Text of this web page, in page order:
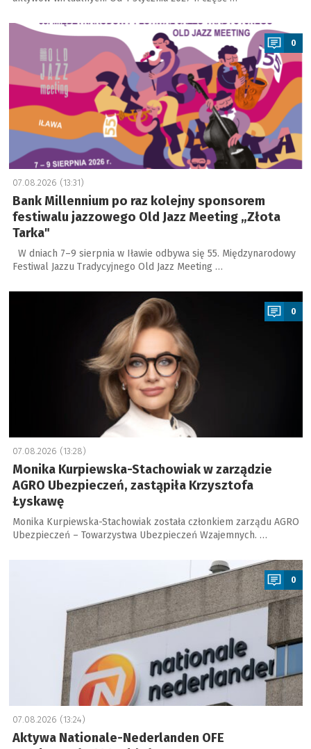
a
0
07.08.2026 (13:31)
Bank Millennium po raz kolejny sponsorem
festiwalu jazzowego Old Jazz Meeting „Złota
Tarka"
W dniach 7–9 sierpnia w Iławie odbywa się 55. Międzynarodowy
Festiwal Jazzu Tradycyjnego Old Jazz Meeting …
a
0
07.08.2026 (13:28)
Monika Kurpiewska-Stachowiak w zarządzie
AGRO Ubezpieczeń, zastąpiła Krzysztofa
Łyskawę
Monika Kurpiewska-Stachowiak została członkiem zarządu AGRO
Ubezpieczeń – Towarzystwa Ubezpieczeń Wzajemnych. …
0
07.08.2026 (13:24)
Aktywa Nationale-Nederlanden OFE